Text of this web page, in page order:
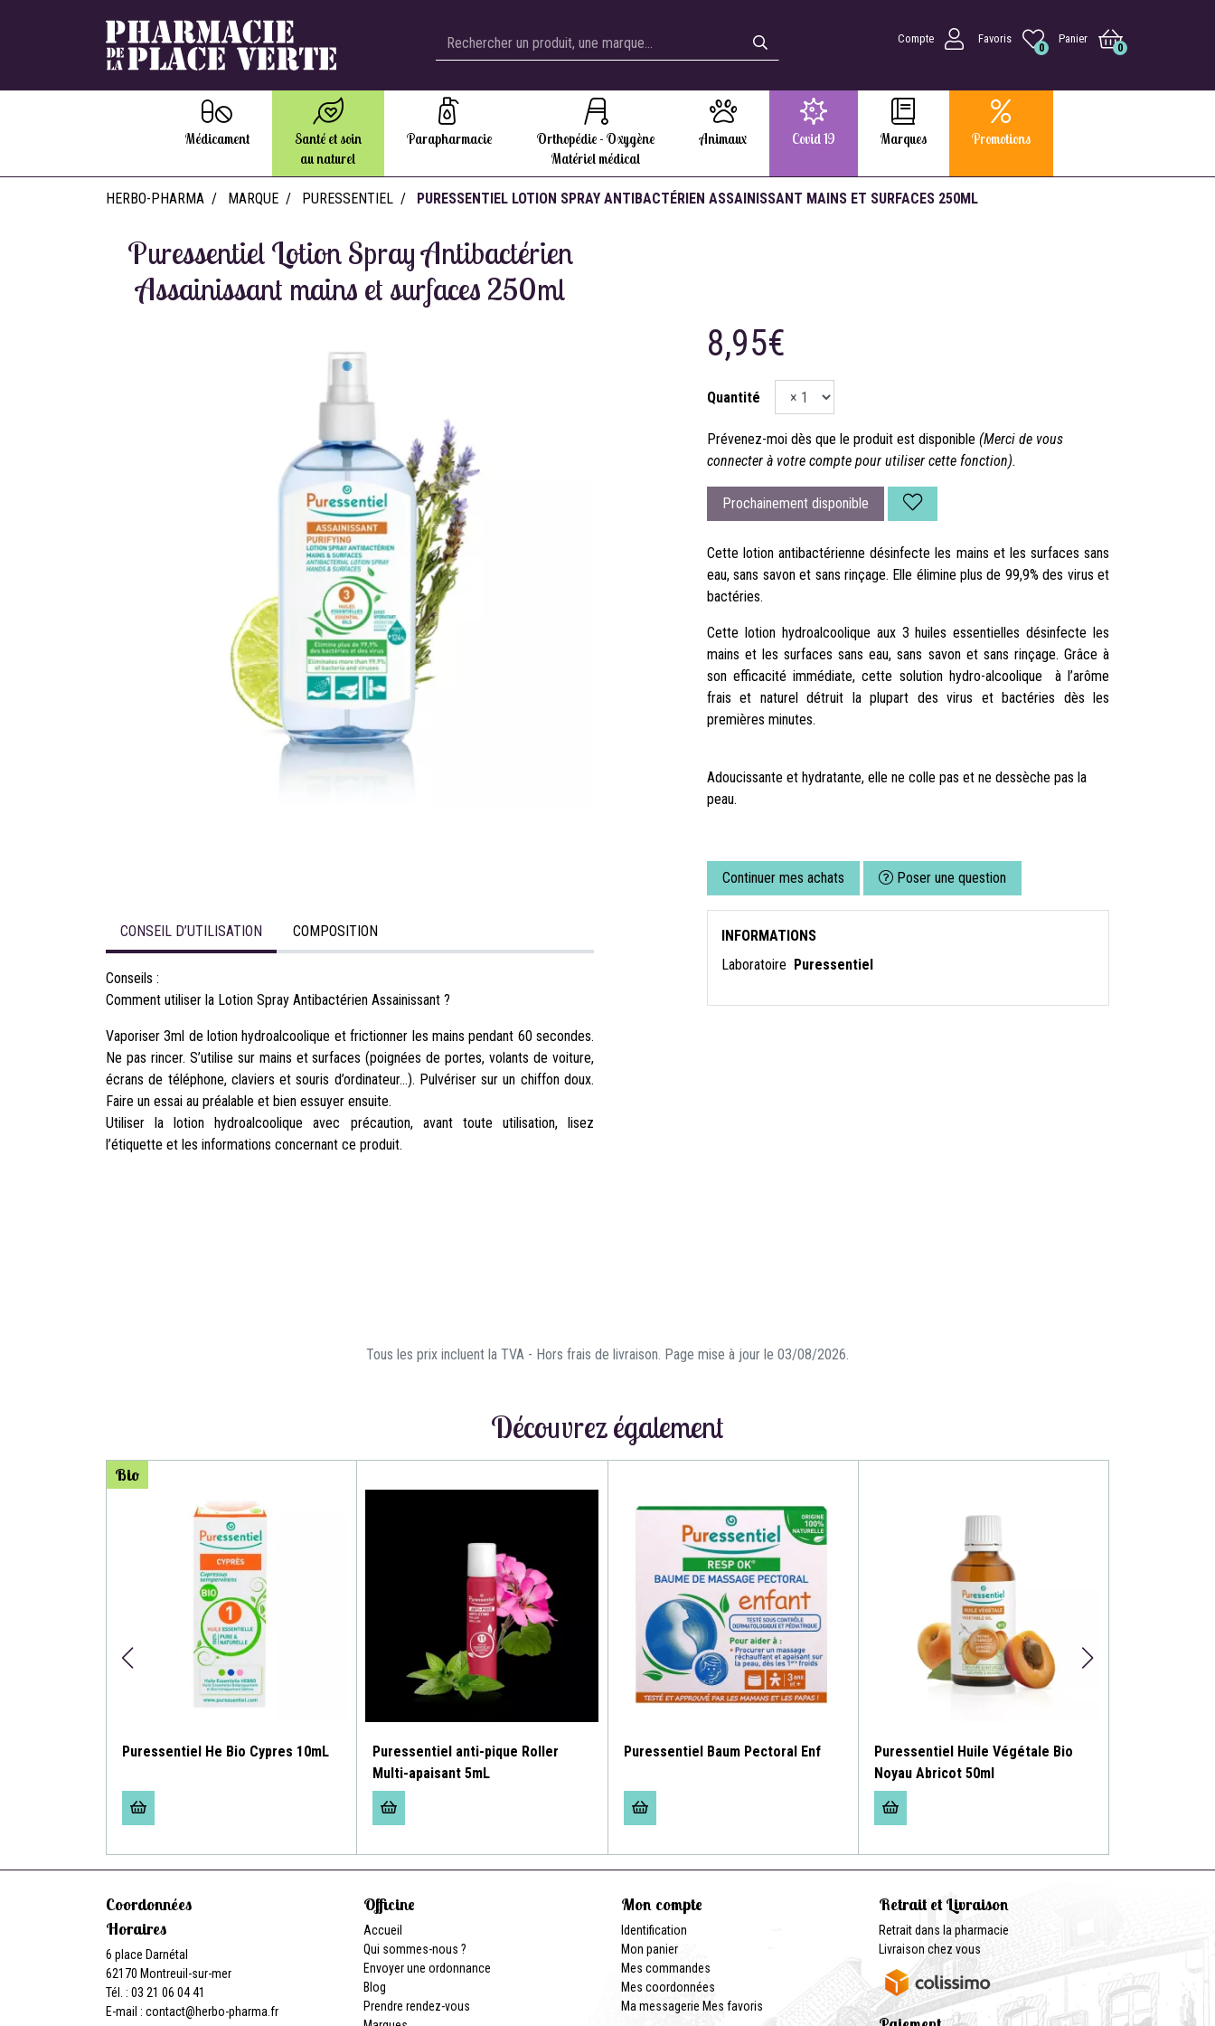
Compte Favoris
0
Panier
0
Médicament
Santé et soin
au naturel
Parapharmacie
Orthopédie - Oxygène
Matériel médical
Animaux Covid 19 Marques Promotions
HERBO-PHARMA MARQUE PURESSENTIEL PURESSENTIEL LOTION SPRAY ANTIBACTÉRIEN ASSAINISSANT MAINS ET SURFACES 250ML
Puressentiel Lotion Spray Antibactérien
Assainissant mains et surfaces 250ml
8,95€
Quantité
Prévenez-moi dès que le produit est disponible (Merci de vous
connecter à votre compte pour utiliser cette fonction).
Prochainement disponible
Cette lotion antibactérienne désinfecte les mains et les surfaces sans
eau, sans savon et sans rinçage. Elle élimine plus de 99,9% des virus et
bactéries.
Cette lotion hydroalcoolique aux 3 huiles essentielles désinfecte les
mains et les surfaces sans eau, sans savon et sans rinçage. Grâce à
son efficacité immédiate, cette solution hydro-alcoolique à l’arôme
frais et naturel détruit la plupart des virus et bactéries dès les
premières minutes.
Adoucissante et hydratante, elle ne colle pas et ne dessèche pas la
peau.
Continuer mes achats Poser une question
CONSEIL D’UTILISATION COMPOSITION
Conseils :
Comment utiliser la Lotion Spray Antibactérien Assainissant ?
Vaporiser 3ml de lotion hydroalcoolique et frictionner les mains pendant 60 secondes.
Ne pas rincer. S’utilise sur mains et surfaces (poignées de portes, volants de voiture,
écrans de téléphone, claviers et souris d’ordinateur…). Pulvériser sur un chiffon doux.
Faire un essai au préalable et bien essuyer ensuite.
Utiliser la lotion hydroalcoolique avec précaution, avant toute utilisation, lisez
l’étiquette et les informations concernant ce produit.
INFORMATIONS
Laboratoire Puressentiel
Tous les prix incluent la TVA - Hors frais de livraison. Page mise à jour le 03/08/2026.
Découvrez également
Bio
Puressentiel He Bio Cypres 10mL
Puressentiel anti-pique Roller
Multi-apaisant 5mL
Puressentiel Baum Pectoral Enf
Puressentiel Huile Végétale Bio
Noyau Abricot 50ml
Coordonnées
Horaires
6 place Darnétal
62170 Montreuil-sur-mer
Tél. : 03 21 06 04 41
E-mail : contact@herbo-pharma.fr
Officine
Accueil
Qui sommes-nous ?
Envoyer une ordonnance
Blog
Prendre rendez-vous
Mon compte
Identification
Mon panier
Mes commandes
Mes coordonnées
Ma messagerie Mes favoris
Retrait et Livraison
Retrait dans la pharmacie
Livraison chez vous